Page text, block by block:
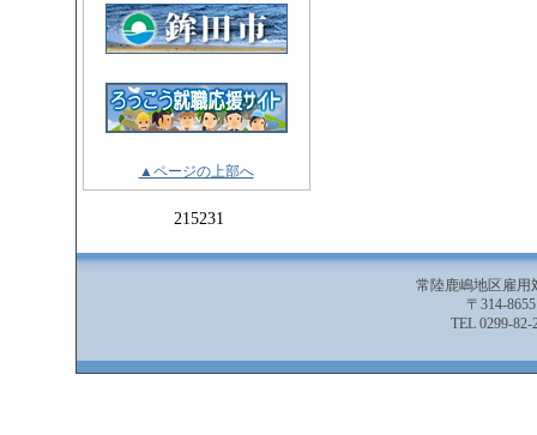
▲ページの上部へ
215231
常陸鹿嶋地区雇
〒314-
TEL 0299-